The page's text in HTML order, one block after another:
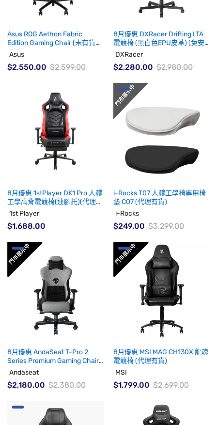
Asus ROG Aethon Fabric
Edition Gaming Chair (未有貨
期)
Asus
$2,550.00 $2,599.00
8月優惠 DXRacer Drifting LTA
電競椅 (黑白色EPU皮革) (免安
裝費)(代理有貨)
DXRacer
$2,280.00 $2,980.00
8月優惠 1stPlayer DK1 Pro 人體
工學高背電競椅(連腳托)(代理有
貨)
1st Player
$1,688.00
i-Rocks T07 人體工學椅專用椅
墊 C07 (代理有貨)
i-Rocks
$249.00 $3,299.00
8月優惠 AndaSeat T-Pro 2
Series Premium Gaming Chair
(代理有貨)
Andaseat
$2,180.00 $2,380.00
8月優惠 MSI MAG CH130X 龍魂
電競椅 (代理有貨)
MSI
$1,799.00 $2,699.00